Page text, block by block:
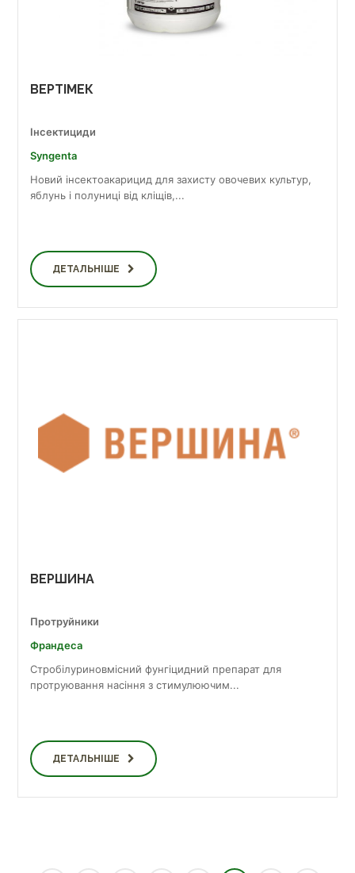
ВЕРТІМЕК
Інсектициди
Syngenta
Новий інсектоакарицид для захисту овочевих культур,
яблунь і полуниці від кліщів,...
ДЕТАЛЬНІШЕ
ВЕРШИНА
Протруйники
Франдеса
Стробілуриновмісний фунгіцидний препарат для
протруювання насіння з стимулюючим...
ДЕТАЛЬНІШЕ